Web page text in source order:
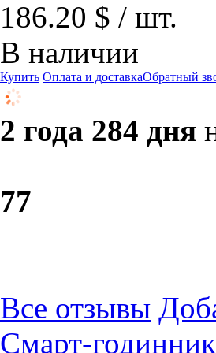
186.20 $ / шт.
В наличии
Купить Оплата и доставкаОбратный
2 года 284 дня
77
Все отзывы
Смарт-